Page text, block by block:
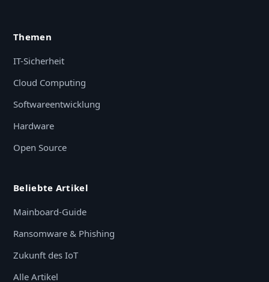
Themen
IT-Sicherheit
Cloud Computing
Softwareentwicklung
Hardware
Open Source
Beliebte Artikel
Mainboard-Guide
Ransomware & Phishing
Zukunft des IoT
Alle Artikel